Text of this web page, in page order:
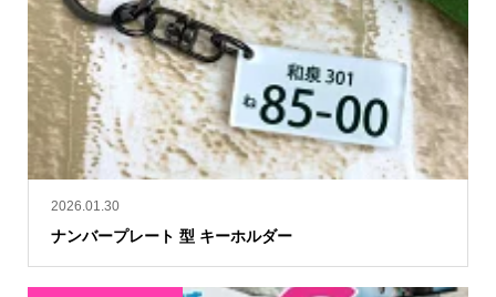
2026.01.30
ナンバープレート 型 キーホルダー